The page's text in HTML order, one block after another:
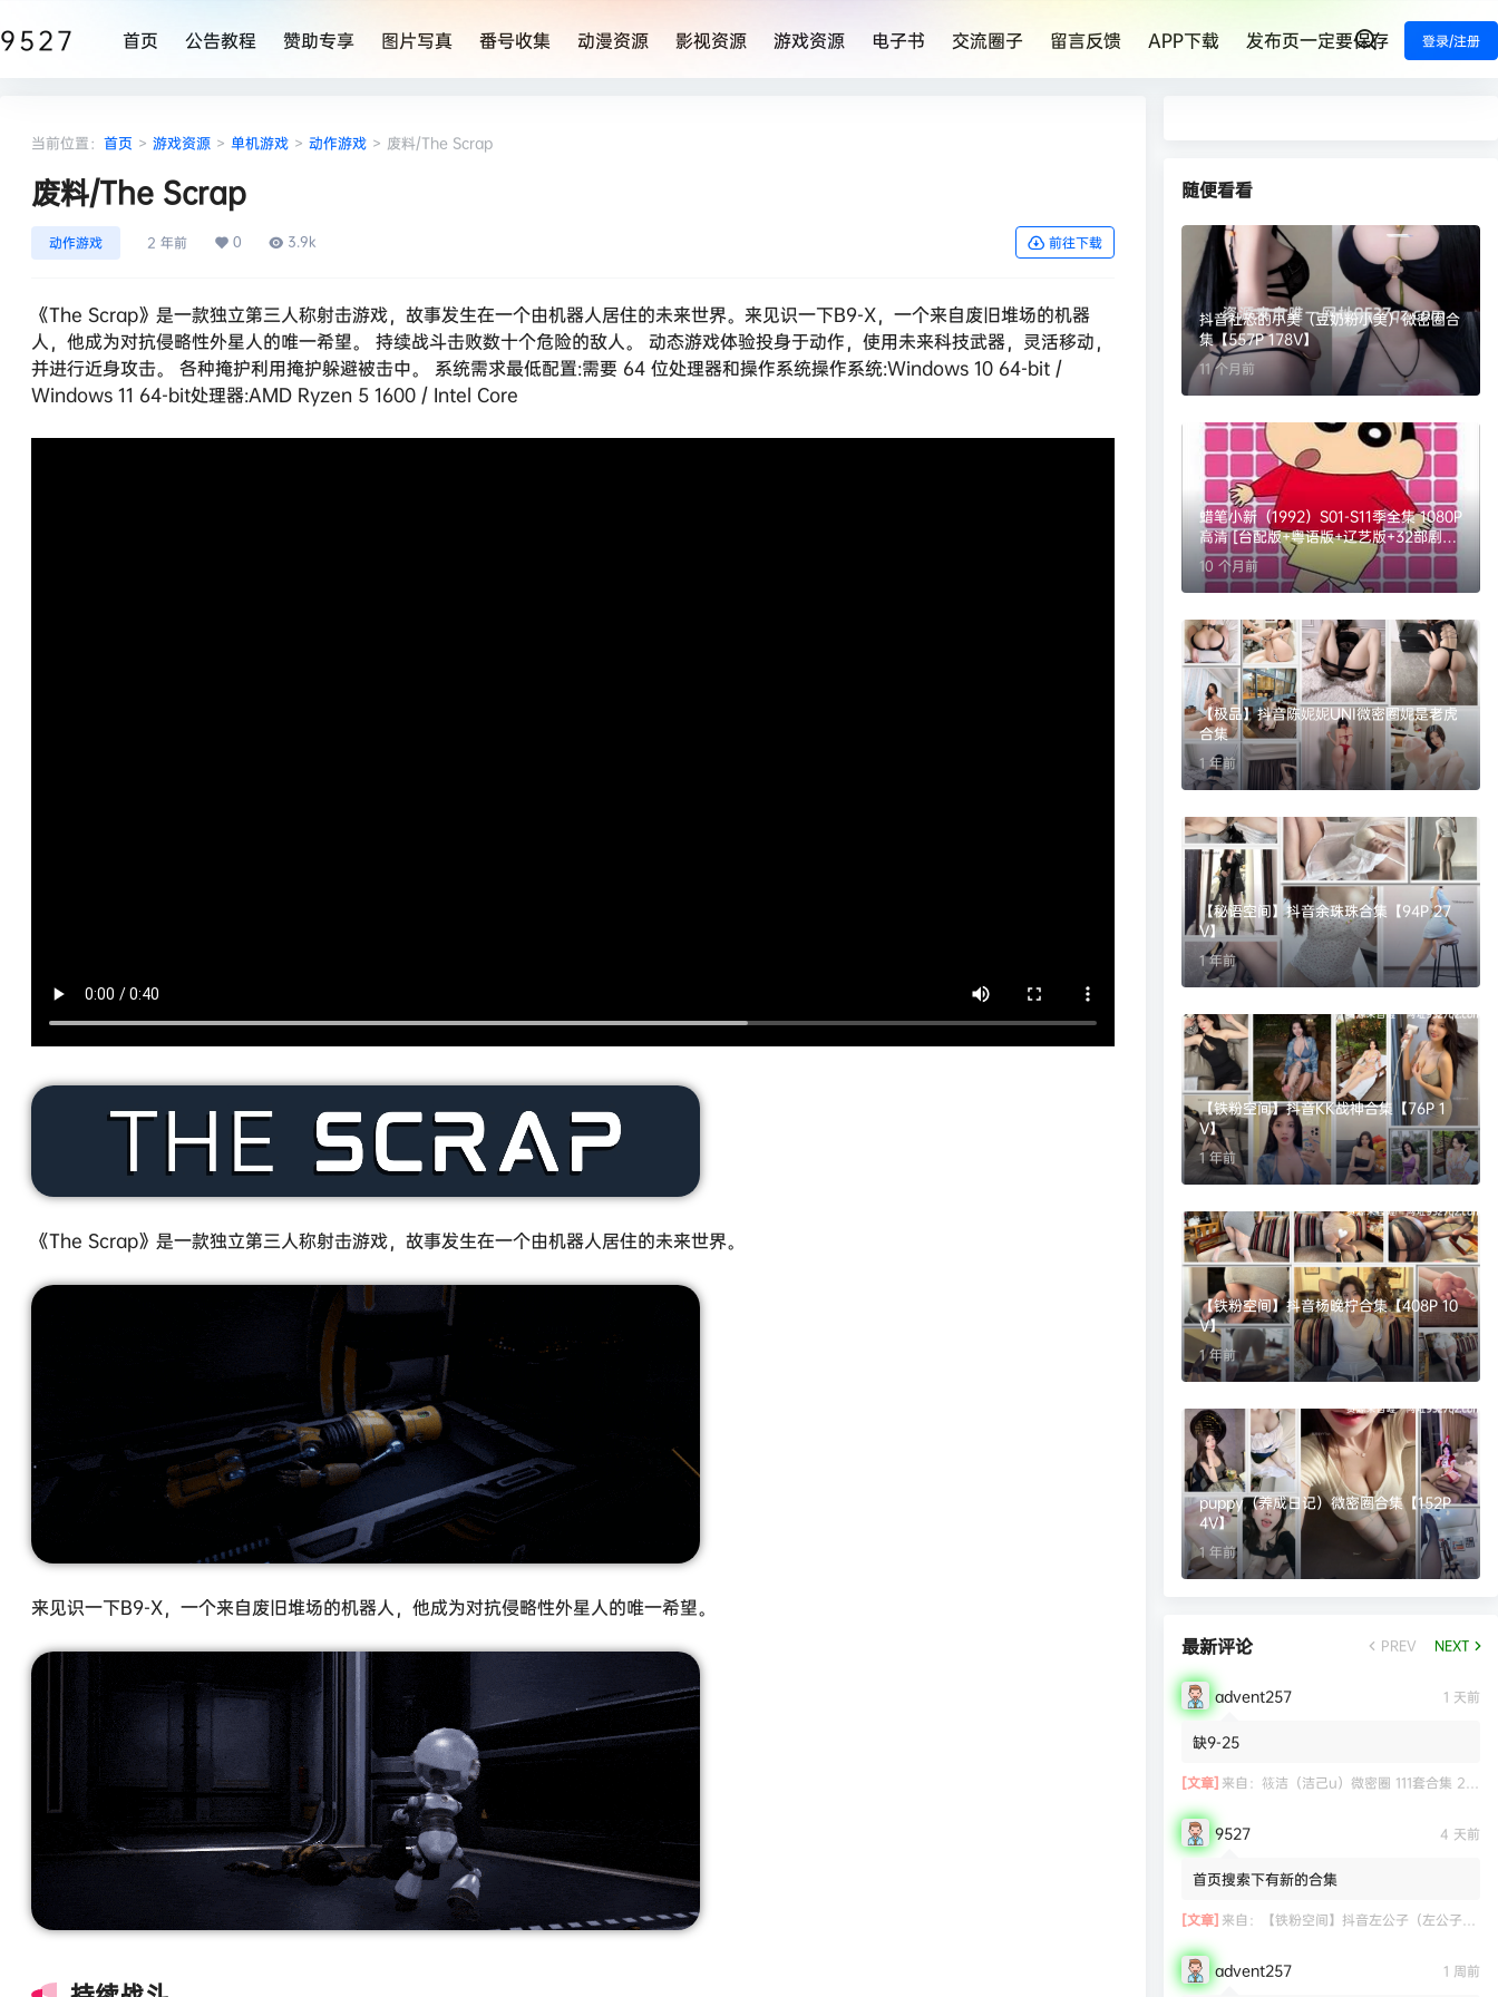
9527 登录/注册
首页 公告教程 赞助专享 图片写真 番号收集 动漫资源 影视资源 游戏资源 电子书 交流圈子 留言反馈 APP下载 发布页一定要保存
当前位置： 首页 > 游戏资源 > 单机游戏 > 动作游戏 > 废料/The Scrap
废料/The Scrap
动作游戏 2 年前 0 3.9k 前往下载
《The Scrap》是一款独立第三人称射击游戏，故事发生在一个由机器人居住的未来世界。来见识一下B9-X，一个来自废旧堆场的机器
人，他成为对抗侵略性外星人的唯一希望。 持续战斗击败数十个危险的敌人。 动态游戏体验投身于动作，使用未来科技武器，灵活移动，
并进行近身攻击。 各种掩护利用掩护躲避被击中。 系统需求最低配置:需要 64 位处理器和操作系统操作系统:Windows 10 64-bit /
Windows 11 64-bit处理器:AMD Ryzen 5 1600 / Intel Core
《The Scrap》是一款独立第三人称射击游戏，故事发生在一个由机器人居住的未来世界。
来见识一下B9-X，一个来自废旧堆场的机器人，他成为对抗侵略性外星人的唯一希望。
随便看看
抖音社恐的小美（豆奶粉小美）微密圈合
集【557P 178V】
11 个月前
蜡笔小新（1992）S01-S11季全集 1080P
高清 [台配版+粤语版+辽艺版+32部剧场
版+漫画+特别篇+S01修复版] [国日双语]
[内置字幕] [733.7G]
10 个月前
【极品】抖音陈妮妮UNI微密圈妮是老虎
合集
1 年前
【秘语空间】抖音余珠珠合集【94P 27
V】
1 年前
【铁粉空间】抖音KK战神合集【76P 1
V】
1 年前
【铁粉空间】抖音杨晚柠合集【408P 10
V】
1 年前
puppy（养成日记）微密圈合集【152P
4V】
1 年前
最新评论 PREV NEXT
advent257 1 天前
缺9-25
[文章] 来自： 筱洁（洁己u）微密圈 111套合集 20.3G
9527 4 天前
首页搜索下有新的合集
[文章] 来自： 【铁粉空间】抖音左公子（左公子666）合集【2063P 181V】
advent257 1 周前